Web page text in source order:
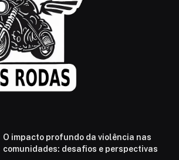
O impacto profundo da violência nas
comunidades: desafios e perspectivas